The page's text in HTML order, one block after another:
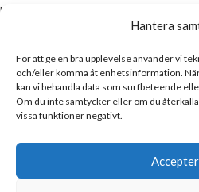
Hantera
För att ge en bra upplevelse använder vi
och/eller komma åt enhetsinformation.
kan vi behandla data som surfbeteende
Om du inte samtycker eller om du
vissa funktioner negativt.
Email:
All information på denna sida skall ses
information på sidan inte stämmer och/
mail